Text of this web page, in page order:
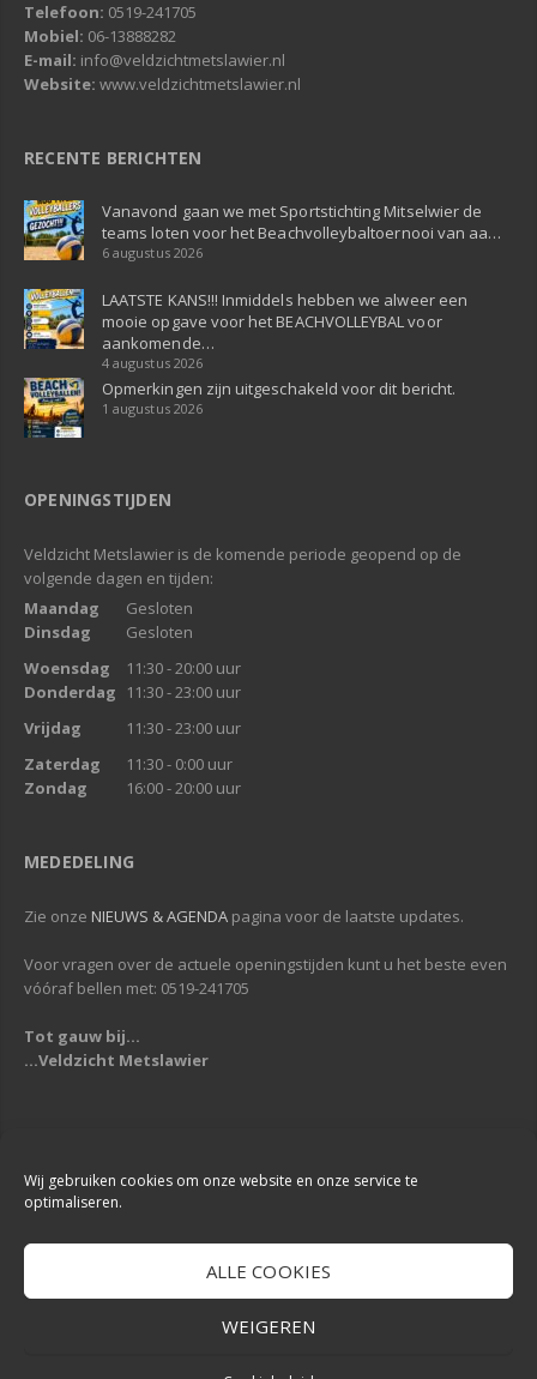
Wij gebruiken cookies om onze website en onze service te
optimaliseren.
ALLE COOKIES
WEIGEREN
Telefoon: 0519-241705
Mobiel: 06-13888282
E-mail: info@veldzichtmetslawier.nl
Website: www.veldzichtmetslawier.nl
RECENTE BERICHTEN
Vanavond gaan we met Sportstichting Mitselwier de
teams loten voor het Beachvolleybaltoernooi van aa…
6 augustus 2026
LAATSTE KANS!!! Inmiddels hebben we alweer een
mooie opgave voor het BEACHVOLLEYBAL voor
aankomende…
4 augustus 2026
Opmerkingen zijn uitgeschakeld voor dit bericht.
1 augustus 2026
OPENINGSTIJDEN
Veldzicht Metslawier is de komende periode geopend op de
volgende dagen en tijden:
Maandag
Gesloten
Dinsdag
Gesloten
Woensdag
11:30 - 20:00 uur
Donderdag
11:30 - 23:00 uur
Vrijdag
11:30 - 23:00 uur
Zaterdag
11:30 - 0:00 uur
Zondag
16:00 - 20:00 uur
MEDEDELING
Zie onze NIEUWS & AGENDA pagina voor de laatste updates.
Voor vragen over de actuele openingstijden kunt u het beste even
vóóraf bellen met: 0519-241705
Tot gauw bij...
...Veldzicht Metslawier
| Webdesign & Development -DigiReus